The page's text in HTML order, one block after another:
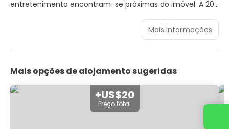
entretenimento encontram-se próximas do imóvel. A 200
transporte que vão permitir que explorem a zona. O
imóvel encontra-se a 150 metro(s) da praia mais
próxima. Os clientes poderão encontrar o aeroporto a 7
km. O hotel encontra-se a 3 km do porto. Estão
conveniência dos hóspedes. O Oz Hotel Collection foi
internet por Wi-Fi em todas as áreas públicas e quartos.
O Oz Hotel Collection dispõe de receção aberta 24 horas
por dia. Esteimóvel não dispõe de berços mesmo quando
Mais informações
Mais opções de alojamento sugeridas
+US$20
Preço total